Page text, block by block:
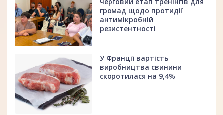
громад щодо протидії
антимікробній
резистентності
У Франції вартість
виробництва свинини
скоротилася на 9,4%